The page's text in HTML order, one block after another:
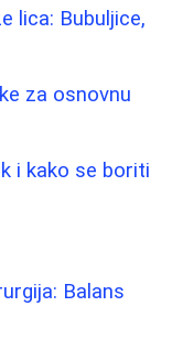
lica: Bubuljice,
za osnovnu
i kako se boriti
Balans